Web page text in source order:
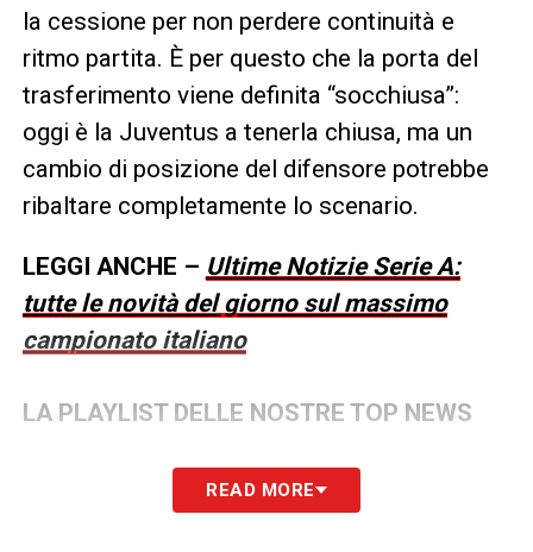
la cessione per non perdere continuità e
ritmo partita. È per questo che la porta del
trasferimento viene definita “socchiusa”:
oggi è la Juventus a tenerla chiusa, ma un
cambio di posizione del difensore potrebbe
ribaltare completamente lo scenario.
LEGGI ANCHE – Ultime Notizie Serie A:
tutte le novità del giorno sul massimo
campionato italiano
LA PLAYLIST DELLE NOSTRE TOP NEWS
READ MORE